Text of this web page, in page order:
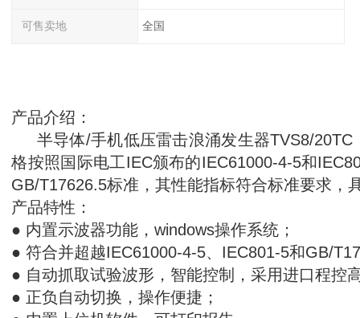
可售卖地 全国
产品介绍：
半导体/手机低压雷击浪涌发生器TVS8/20TC
格按照国际电工IEC颁布的IEC61000-4-5和
GB/T17626.5标准，其性能指标符合标准要求，
产品特性：
● 内置示波器功能，windows操作系统；
● 符合并超越IEC61000-4-5、IEC801-5和GB/
● 自动抓取试验波形，智能控制，采用进口程控
● 正负自动切换，操作便捷；